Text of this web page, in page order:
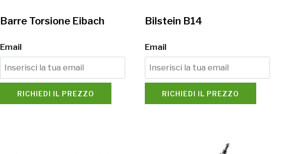
Barre Torsione Eibach
Email
RICHIEDI IL PREZZO
Bilstein B14
Email
RICHIEDI IL PREZZO